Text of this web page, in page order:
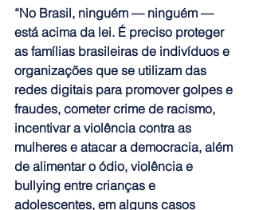
“No Brasil, ninguém — ninguém —
está acima da lei. É preciso proteger
as famílias brasileiras de indivíduos e
organizações que se utilizam das
redes digitais para promover golpes e
fraudes, cometer crime de racismo,
incentivar a violência contra as
mulheres e atacar a democracia, além
de alimentar o ódio, violência e
bullying entre crianças e
adolescentes, em alguns casos